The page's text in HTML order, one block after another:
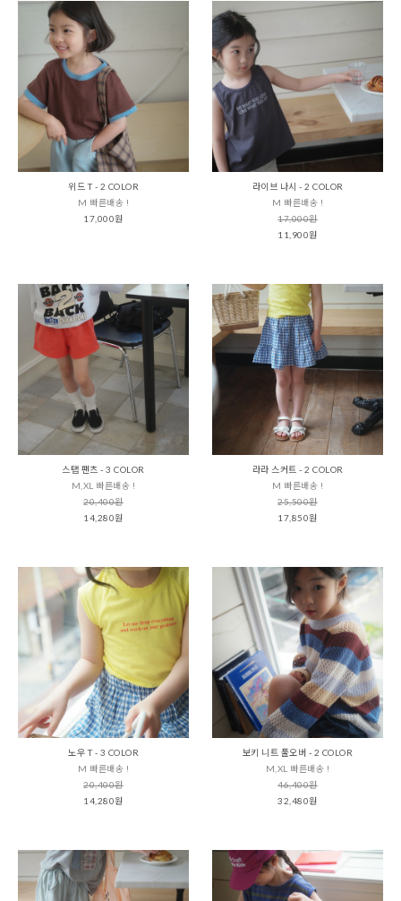
위드 T - 2 COLOR
M 빠른배송 !
17,000원
라이브 나시 - 2 COLOR
M 빠른배송 !
17,000원
11,900원
스탭 팬츠 - 3 COLOR
M,XL 빠른배송 !
20,400원
14,280원
라라 스커트 - 2 COLOR
M 빠른배송 !
25,500원
17,850원
노우 T - 3 COLOR
M 빠른배송 !
20,400원
14,280원
보키 니트 풀오버 - 2 COLOR
M,XL 빠른배송 !
46,400원
32,480원